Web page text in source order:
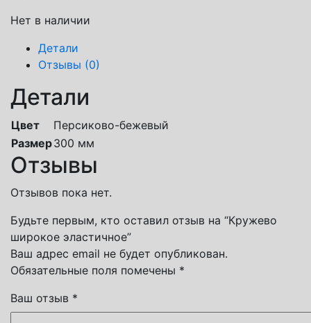
Нет в наличии
Детали
Отзывы (0)
Детали
Цвет
Персиково-бежевый
Размер300 мм
Отзывы
Отзывов пока нет.
Будьте первым, кто оставил отзыв на “Кружево
широкое эластичное”
Ваш адрес email не будет опубликован.
Обязательные поля помечены *
Ваш отзыв *